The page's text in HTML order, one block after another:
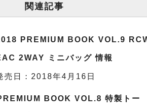
関連記事
PREMIUM BOOK VOL.9
2WAY ミニバッグ 情報
売日：2018年4月16日
BOOK VOL.8 特製トー